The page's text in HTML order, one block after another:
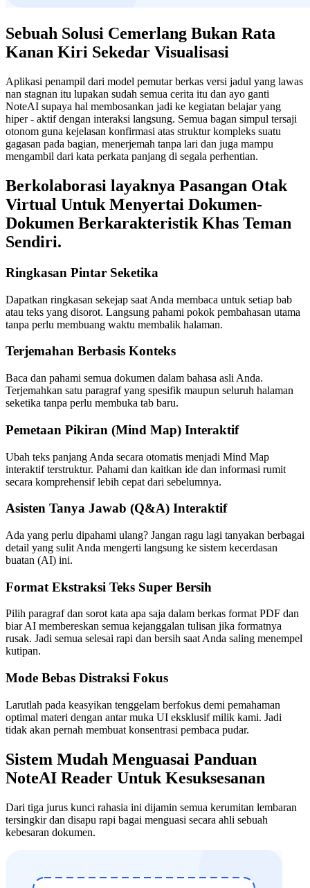
Sebuah Solusi Cemerlang Bukan Rata
Kanan Kiri Sekedar Visualisasi
Aplikasi penampil dari model pemutar berkas versi jadul yang lawas
nan stagnan itu lupakan sudah semua cerita itu dan ayo ganti
NoteAI supaya hal membosankan jadi ke kegiatan belajar yang
hiper - aktif dengan interaksi langsung. Semua bagan simpul tersaji
otonom guna kejelasan konfirmasi atas struktur kompleks suatu
gagasan pada bagian, menerjemah tanpa lari dan juga mampu
mengambil dari kata perkata panjang di segala perhentian.
Berkolaborasi layaknya Pasangan Otak
Virtual Untuk Menyertai Dokumen-
Dokumen Berkarakteristik Khas Teman
Sendiri.
Ringkasan Pintar Seketika
Dapatkan ringkasan sekejap saat Anda membaca untuk setiap bab
atau teks yang disorot. Langsung pahami pokok pembahasan utama
tanpa perlu membuang waktu membalik halaman.
Terjemahan Berbasis Konteks
Baca dan pahami semua dokumen dalam bahasa asli Anda.
Terjemahkan satu paragraf yang spesifik maupun seluruh halaman
seketika tanpa perlu membuka tab baru.
Pemetaan Pikiran (Mind Map) Interaktif
Ubah teks panjang Anda secara otomatis menjadi Mind Map
interaktif terstruktur. Pahami dan kaitkan ide dan informasi rumit
secara komprehensif lebih cepat dari sebelumnya.
Asisten Tanya Jawab (Q&A) Interaktif
Ada yang perlu dipahami ulang? Jangan ragu lagi tanyakan berbagai
detail yang sulit Anda mengerti langsung ke sistem kecerdasan
buatan (AI) ini.
Format Ekstraksi Teks Super Bersih
Pilih paragraf dan sorot kata apa saja dalam berkas format PDF dan
biar AI membereskan semua kejanggalan tulisan jika formatnya
rusak. Jadi semua selesai rapi dan bersih saat Anda saling menempel
kutipan.
Mode Bebas Distraksi Fokus
Larutlah pada keasyikan tenggelam berfokus demi pemahaman
optimal materi dengan antar muka UI eksklusif milik kami. Jadi
tidak akan pernah membuat konsentrasi pembaca pudar.
Sistem Mudah Menguasai Panduan
NoteAI Reader Untuk Kesuksesanan
Dari tiga jurus kunci rahasia ini dijamin semua kerumitan lembaran
tersingkir dan disapu rapi bagai menguasi secara ahli sebuah
kebesaran dokumen.